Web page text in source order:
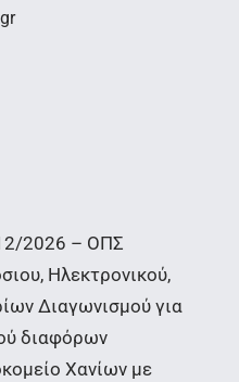
2026 – ΟΠΣ
Ηλεκτρονικού,
Διαγωνισμού για
διαφόρων
Χανίων με